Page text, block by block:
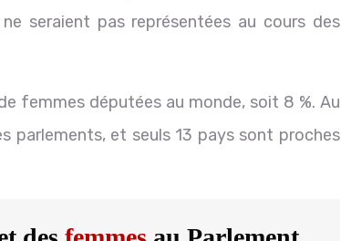
seraient pas représentées au cours des
femmes députées au monde, soit 8 %. Au
parlements, et seuls 13 pays sont proches